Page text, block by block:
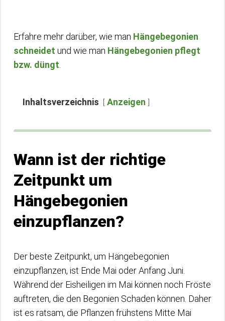
Erfahre mehr darüber, wie man Hängebegonien
schneidet und wie man Hängebegonien pflegt
bzw. düngt
Inhaltsverzeichnis Anzeigen
Wann ist der richtige
Zeitpunkt um
Hängebegonien
einzupflanzen?
Der beste Zeitpunkt, um Hängebegonien
einzupflanzen, ist Ende Mai oder Anfang Juni.
Während der Eisheiligen im Mai können noch Fröste
auftreten, die den Begonien Schaden können. Daher
ist es ratsam, die Pflanzen frühstens Mitte Mai